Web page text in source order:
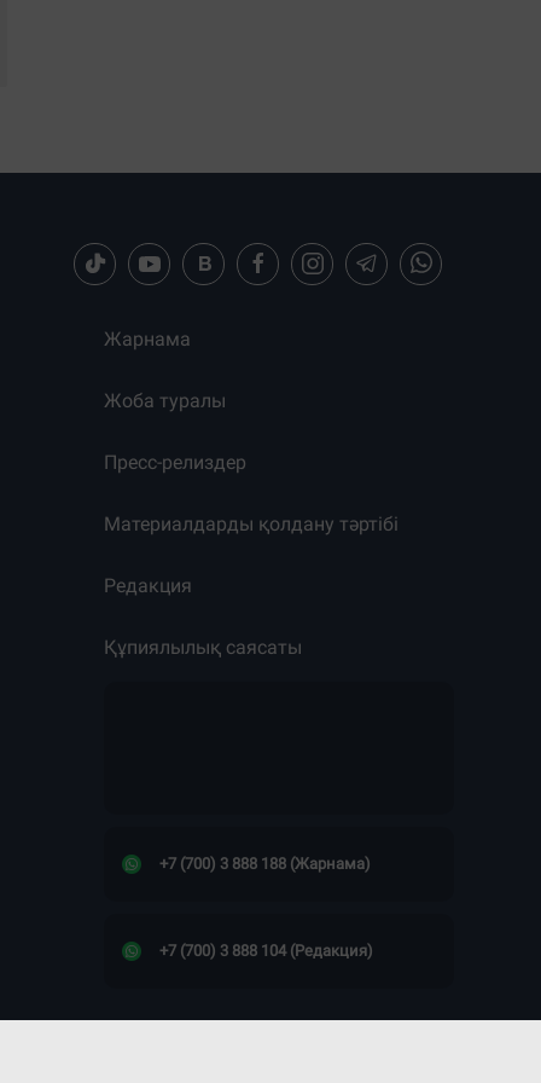
Жарнама
Жоба туралы
Пресс-релиздер
Материалдарды қолдану тәртібі
Редакция
Құпиялылық саясаты
+7 (700) 3 888 188 (Жарнама)
+7 (700) 3 888 104 (Редакция)